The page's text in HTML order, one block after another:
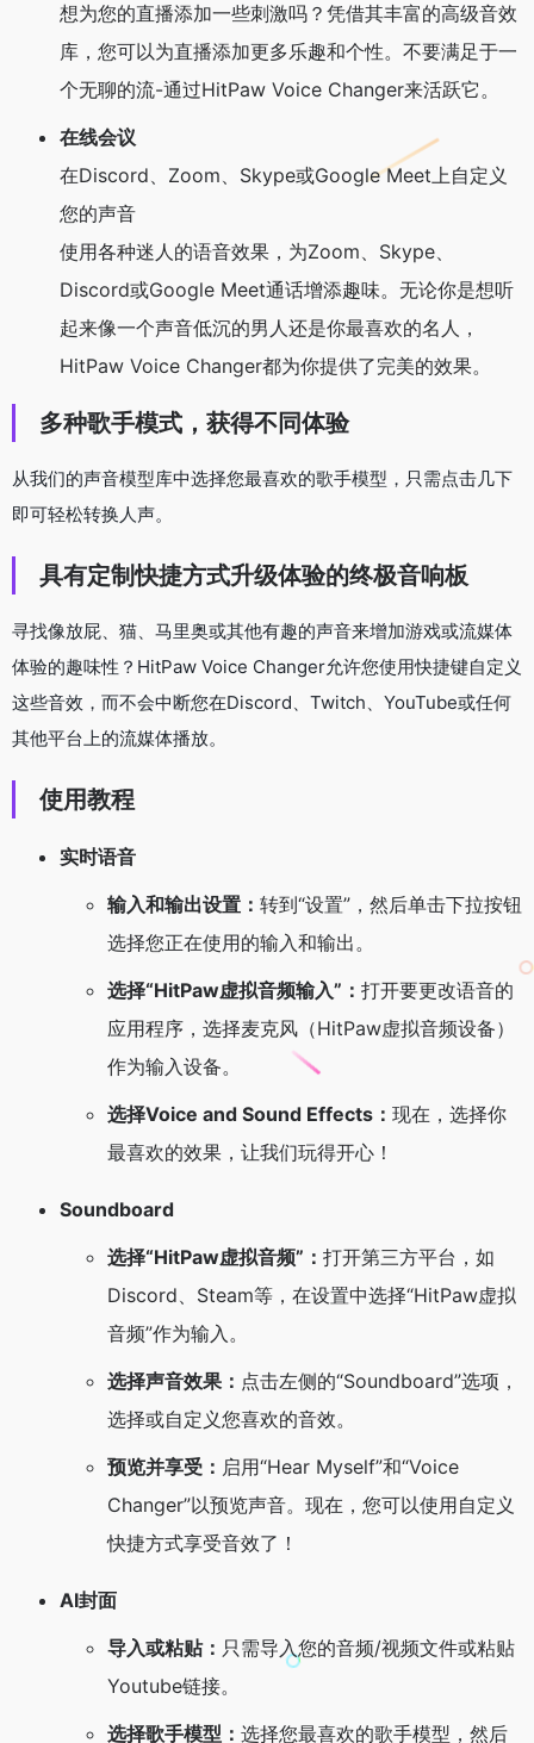
想为您的直播添加一些刺激吗？凭借其丰富的高级音效
库，您可以为直播添加更多乐趣和个性。不要满足于一
个无聊的流-通过HitPaw Voice Changer来活跃它。
在线会议
在Discord、Zoom、Skype或Google Meet上自定义
您的声音
使用各种迷人的语音效果，为Zoom、Skype、
Discord或Google Meet通话增添趣味。无论你是想听
起来像一个声音低沉的男人还是你最喜欢的名人，
HitPaw Voice Changer都为你提供了完美的效果。
多种歌手模式，获得不同体验
从我们的声音模型库中选择您最喜欢的歌手模型，只需点击几下
即可轻松转换人声。
具有定制快捷方式升级体验的终极音响板
寻找像放屁、猫、马里奥或其他有趣的声音来增加游戏或流媒体
体验的趣味性？HitPaw Voice Changer允许您使用快捷键自定义
这些音效，而不会中断您在Discord、Twitch、YouTube或任何
其他平台上的流媒体播放。
使用教程
实时语音
输入和输出设置： 转到“设置”，然后单击下拉按钮
选择您正在使用的输入和输出。
选择“HitPaw虚拟音频输入”： 打开要更改语音的
应用程序，选择麦克风（HitPaw虚拟音频设备）
作为输入设备。
选择Voice and Sound Effects： 现在，选择你
最喜欢的效果，让我们玩得开心！
Soundboard
选择“HitPaw虚拟音频”： 打开第三方平台，如
Discord、Steam等，在设置中选择“HitPaw虚拟
音频”作为输入。
选择声音效果： 点击左侧的“Soundboard”选项，
选择或自定义您喜欢的音效。
预览并享受： 启用“Hear Myself”和“Voice
Changer”以预览声音。现在，您可以使用自定义
快捷方式享受音效了！
AI封面
导入或粘贴： 只需导入您的音频/视频文件或粘贴
Youtube链接。
选择歌手模型： 选择您最喜欢的歌手模型，然后